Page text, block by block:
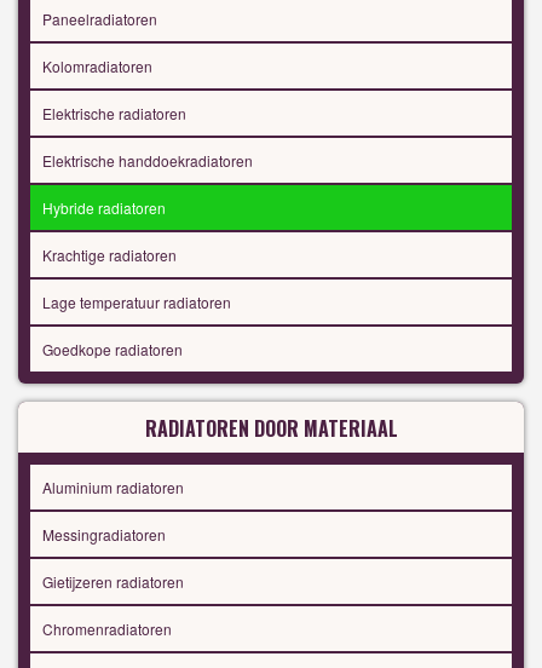
Paneelradiatoren
Kolomradiatoren
Elektrische radiatoren
Elektrische handdoekradiatoren
Hybride radiatoren
Krachtige radiatoren
Lage temperatuur radiatoren
Goedkope radiatoren
RADIATOREN DOOR MATERIAAL
Aluminium radiatoren
Messingradiatoren
Gietijzeren radiatoren
Chromenradiatoren